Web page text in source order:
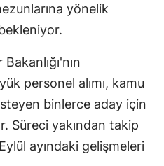
yönelik
personel alımı, kamu
binlerce aday için
Süreci yakından takip
ayındaki gelişmeleri